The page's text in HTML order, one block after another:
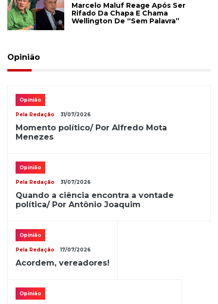
Marcelo Maluf Reage Após Ser
Rifado Da Chapa E Chama
Wellington De “sem Palavra”
Opinião
Opinião
Pela Redação 31/07/2026
Momento político/ Por Alfredo Mota
Menezes
Opinião
Pela Redação 31/07/2026
Quando a ciência encontra a vontade
política/ Por Antônio Joaquim
Opinião
Pela Redação 17/07/2026
Acordem, vereadores!
Opinião